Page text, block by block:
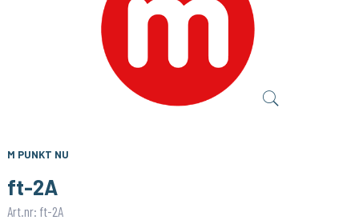
1PIXEL
M PUNKT NU
ft-2A
Art.nr: ft-2A